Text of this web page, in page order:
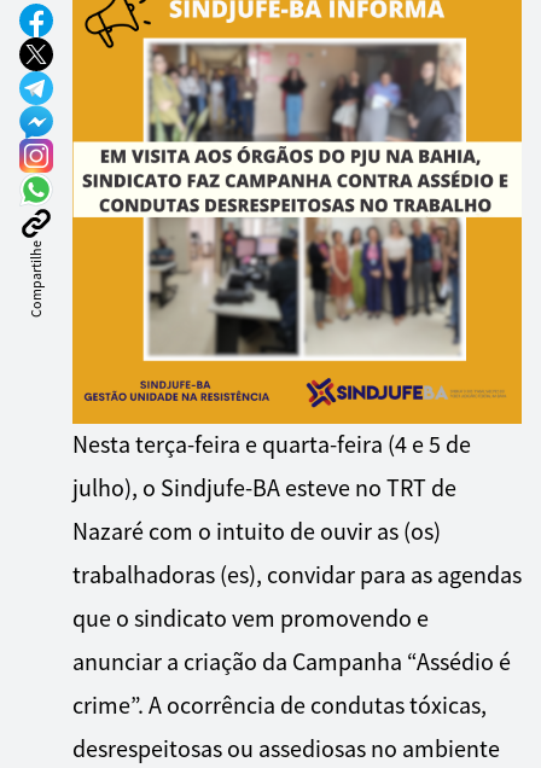
Compartilhe
Nesta terça-feira e quarta-feira (4 e 5 de
julho), o Sindjufe-BA esteve no TRT de
Nazaré com o intuito de ouvir as (os)
trabalhadoras (es), convidar para as agendas
que o sindicato vem promovendo e
anunciar a criação da Campanha “Assédio é
crime”. A ocorrência de condutas tóxicas,
desrespeitosas ou assediosas no ambiente